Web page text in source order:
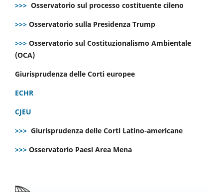
>>> Osservatorio sul processo costituente cileno
>>> Osservatorio sulla Presidenza Trump
>>> Osservatorio sul Costituzionalismo Ambientale
(OCA)
Giurisprudenza delle Corti europee
ECHR
CJEU
>>> Giurisprudenza delle Corti Latino-americane
>>> Osservatorio Paesi Area Mena